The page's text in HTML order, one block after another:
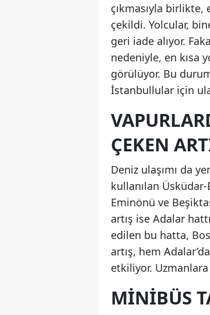
çıkmasıyla
çekildi. Yolcular,
geri iade alıyor.
nedeniyle, en kısa
görülüyor. Bu
İstanbullular için
ÇEKEN
Deniz ulaşımı da
kullanılan Üsküdar-
Eminönü ve
artış ise Adalar
edilen bu hatta,
artış, hem
etkiliyor.
MINIBÜS